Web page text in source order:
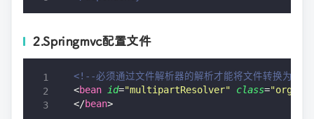
2.Springmvc配置文件
<!--必须通过文件解析器的解析才能将文件转换为
<bean id="multipartResolver" class="
</bean>